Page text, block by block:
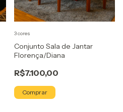
Conjunto Sala de Jantar
Florença/Diana
R$7.100,00
3 cores
Comprar